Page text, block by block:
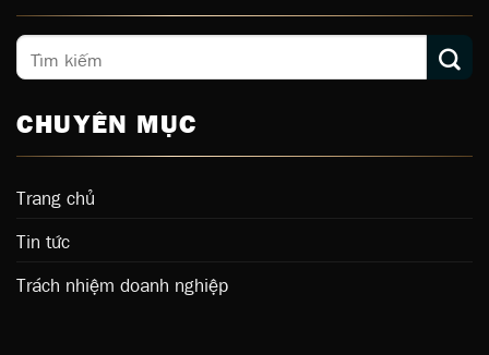
CHUYÊN MỤC
Trang chủ
Tin tức
Trách nhiệm doanh nghiệp